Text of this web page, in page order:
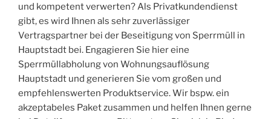
und kompetent verwerten? Als Privatkundendienst
gibt, es wird Ihnen als sehr zuverlässiger
Vertragspartner bei der Beseitigung von Sperrmüll in
Hauptstadt bei. Engagieren Sie hier eine
Sperrmüllabholung von Wohnungsauflösung
Hauptstadt und generieren Sie vom großen und
empfehlenswerten Produktservice. Wir bspw. ein
akzeptabeles Paket zusammen und helfen Ihnen gerne